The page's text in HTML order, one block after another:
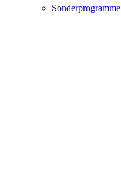
Sonderprogramme